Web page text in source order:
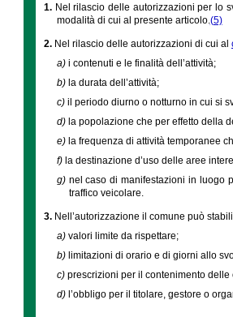
1. Nel rilascio delle autorizzazioni per lo
modalità di cui al presente articolo.(5)
2. Nel rilascio delle autorizzazioni di cui al
a) i contenuti e le finalità dell’attività;
b) la durata dell’attività;
c) il periodo diurno o notturno in cui si
d) la popolazione che per effetto della
e) la frequenza di attività temporanee
f) la destinazione d’uso delle aree
g) nel caso di manifestazioni in luogo
traffico veicolare.
3. Nell’autorizzazione il comune può
a) valori limite da rispettare;
b) limitazioni di orario e di giorni allo
c) prescrizioni per il contenimento delle
d) l’obbligo per il titolare, gestore o